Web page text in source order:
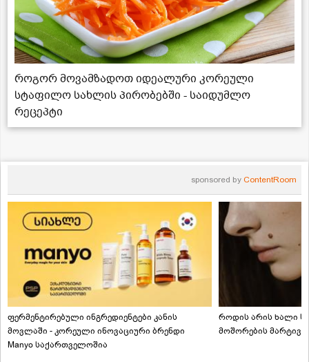
როგორ მოვამზადოთ იდეალური კორეული
სტაფილო სახლის პირობებში - საიდუმლო
რეცეპტი
sponsored by ContentRoom
ფერმენტირებული ინგრედიენტები კანის
მოვლაში - კორეული ინოვაციური ბრენდი
Manyo საქართველოშია
როდის არის ხალი
მოშორების